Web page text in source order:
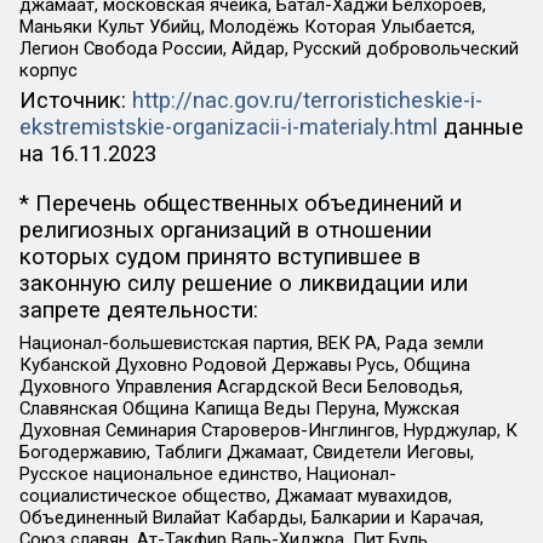
джамаат, московская ячейка, Батал-Хаджи Белхороев,
Маньяки Культ Убийц, Молодёжь Которая Улыбается,
Легион Свобода России, Айдар, Русский добровольческий
корпус
Источник: http://nac.gov.ru/terroristicheskie-i-
ekstremistskie-organizacii-i-materialy.html данные
на 16.11.2023
* Перечень общественных объединений и
религиозных организаций в отношении
которых судом принято вступившее в
законную силу решение о ликвидации или
запрете деятельности:
Национал-большевистская партия, ВЕК РА, Рада земли
Кубанской Духовно Родовой Державы Русь, Община
Духовного Управления Асгардской Веси Беловодья,
Славянская Община Капища Веды Перуна, Мужская
Духовная Семинария Староверов-Инглингов, Нурджулар, К
Богодержавию, Таблиги Джамаат, Свидетели Иеговы,
Русское национальное единство, Национал-
социалистическое общество, Джамаат мувахидов,
Объединенный Вилайат Кабарды, Балкарии и Карачая,